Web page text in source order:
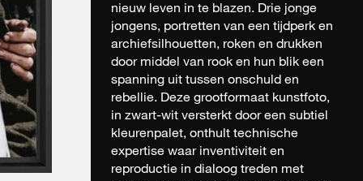
nieuw leven in te blazen. Drie jonge
jongens, portretten van een tijdperk en
archiefsilhouetten, roken en drukken
door middel van rook en hun blik een
spanning uit tussen onschuld en
rebellie. Deze grootformaat kunstfoto,
in zwart-wit versterkt door een subtiel
kleurenpalet, onthult technische
expertise waar inventiviteit en
reproductie in dialoog treden met